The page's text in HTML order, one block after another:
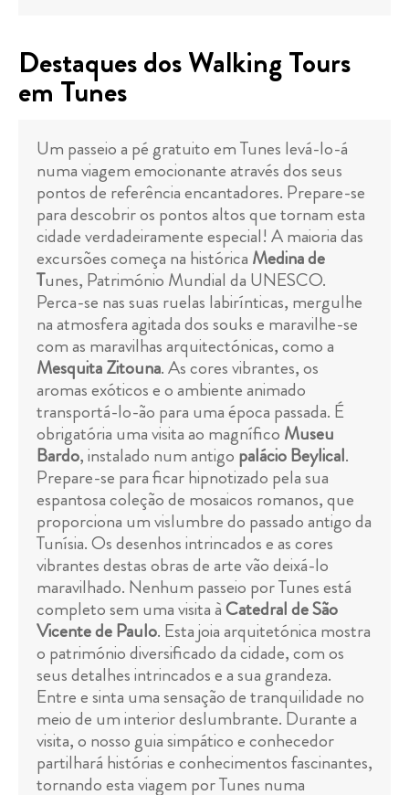
Destaques dos Walking Tours
em Tunes
Um passeio a pé gratuito em Tunes levá-lo-á
numa viagem emocionante através dos seus
pontos de referência encantadores. Prepare-se
para descobrir os pontos altos que tornam esta
cidade verdadeiramente especial! A maioria das
excursões começa na histórica Medina de
Tunes, Património Mundial da UNESCO.
Perca-se nas suas ruelas labirínticas, mergulhe
na atmosfera agitada dos souks e maravilhe-se
com as maravilhas arquitectónicas, como a
Mesquita Zitouna. As cores vibrantes, os
aromas exóticos e o ambiente animado
transportá-lo-ão para uma época passada. É
obrigatória uma visita ao magnífico Museu
Bardo, instalado num antigo palácio Beylical.
Prepare-se para ficar hipnotizado pela sua
espantosa coleção de mosaicos romanos, que
proporciona um vislumbre do passado antigo da
Tunísia. Os desenhos intrincados e as cores
vibrantes destas obras de arte vão deixá-lo
maravilhado. Nenhum passeio por Tunes está
completo sem uma visita àCatedral de São
Vicente de Paulo. Esta joia arquitetónica mostra
o património diversificado da cidade, com os
seus detalhes intrincados e a sua grandeza.
Entre e sinta uma sensação de tranquilidade no
meio de um interior deslumbrante. Durante a
visita, o nosso guia simpático e conhecedor
partilhará histórias e conhecimentos fascinantes,
tornando esta viagem por Tunes numa